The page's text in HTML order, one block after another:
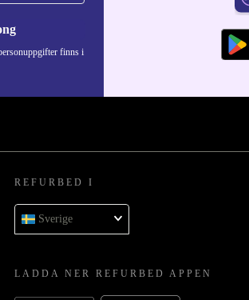
finns i
REFURBED I
Sverige
LADDA NER REFURBED APPEN